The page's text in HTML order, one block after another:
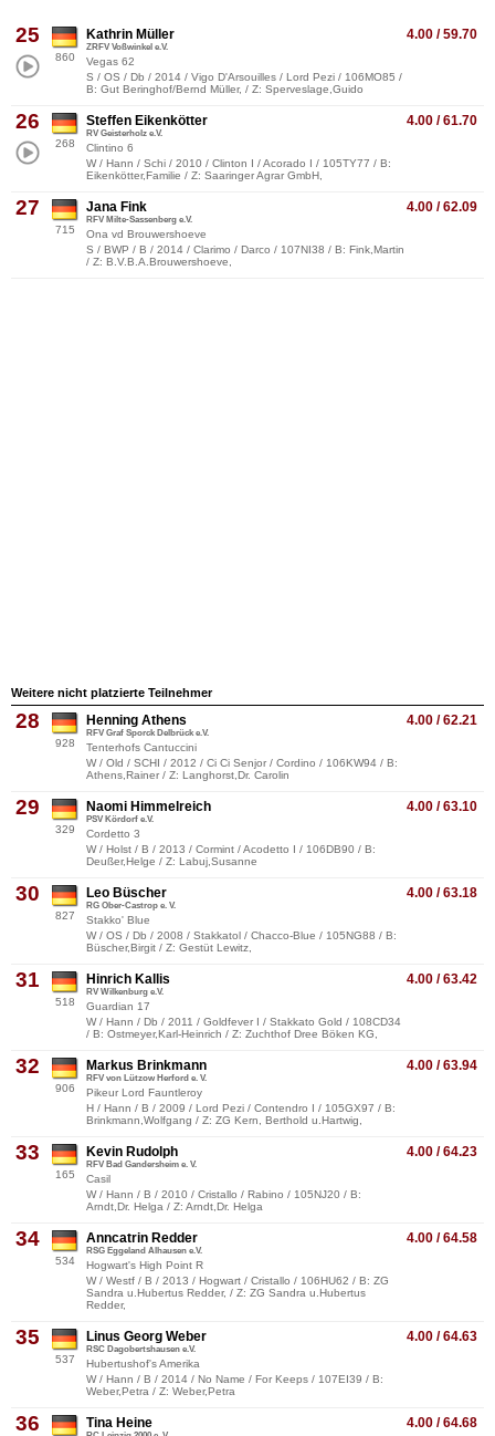
25
860
4.00 / 59.70
Kathrin Müller
ZRFV Voßwinkel e.V.
Vegas 62
S / OS / Db / 2014 / Vigo D'Arsouilles / Lord Pezi / 106MO85 /
B: Gut Beringhof/Bernd Müller, / Z: Sperveslage,Guido
26
268
4.00 / 61.70
Steffen Eikenkötter
RV Geisterholz e.V.
Clintino 6
W / Hann / Schi / 2010 / Clinton I / Acorado I / 105TY77 / B:
Eikenkötter,Familie / Z: Saaringer Agrar GmbH,
27
715
4.00 / 62.09
Jana Fink
RFV Milte-Sassenberg e.V.
Ona vd Brouwershoeve
S / BWP / B / 2014 / Clarimo / Darco / 107NI38 / B: Fink,Martin
/ Z: B.V.B.A.Brouwershoeve,
Weitere nicht platzierte Teilnehmer
28
928
4.00 / 62.21
Henning Athens
RFV Graf Sporck Delbrück e.V.
Tenterhofs Cantuccini
W / Old / SCHI / 2012 / Ci Ci Senjor / Cordino / 106KW94 / B:
Athens,Rainer / Z: Langhorst,Dr. Carolin
29
329
4.00 / 63.10
Naomi Himmelreich
PSV Kördorf e.V.
Cordetto 3
W / Holst / B / 2013 / Cormint / Acodetto I / 106DB90 / B:
Deußer,Helge / Z: Labuj,Susanne
30
827
4.00 / 63.18
Leo Büscher
RG Ober-Castrop e. V.
Stakko' Blue
W / OS / Db / 2008 / Stakkatol / Chacco-Blue / 105NG88 / B:
Büscher,Birgit / Z: Gestüt Lewitz,
31
518
4.00 / 63.42
Hinrich Kallis
RV Wilkenburg e.V.
Guardian 17
W / Hann / Db / 2011 / Goldfever I / Stakkato Gold / 108CD34
/ B: Ostmeyer,Karl-Heinrich / Z: Zuchthof Dree Böken KG,
32
906
4.00 / 63.94
Markus Brinkmann
RFV von Lützow Herford e. V.
Pikeur Lord Fauntleroy
H / Hann / B / 2009 / Lord Pezi / Contendro I / 105GX97 / B:
Brinkmann,Wolfgang / Z: ZG Kern, Berthold u.Hartwig,
33
165
4.00 / 64.23
Kevin Rudolph
RFV Bad Gandersheim e. V.
Casil
W / Hann / B / 2010 / Cristallo / Rabino / 105NJ20 / B:
Arndt,Dr. Helga / Z: Arndt,Dr. Helga
34
534
4.00 / 64.58
Anncatrin Redder
RSG Eggeland Alhausen e.V.
Hogwart's High Point R
W / Westf / B / 2013 / Hogwart / Cristallo / 106HU62 / B: ZG
Sandra u.Hubertus Redder, / Z: ZG Sandra u.Hubertus
Redder,
35
537
4.00 / 64.63
Linus Georg Weber
RSC Dagobertshausen e.V.
Hubertushof's Amerika
W / Hann / B / 2014 / No Name / For Keeps / 107EI39 / B:
Weber,Petra / Z: Weber,Petra
36 4.00 / 64.68
Tina Heine